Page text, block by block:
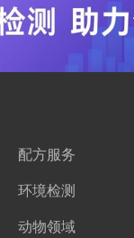
配方服务
环境检测
动物领域